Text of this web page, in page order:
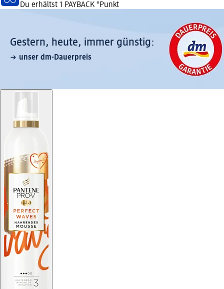
Du erhältst 1 PAYBACK °Punkt
Gestern, heute, immer günstig:
unser dm-Dauerpreis